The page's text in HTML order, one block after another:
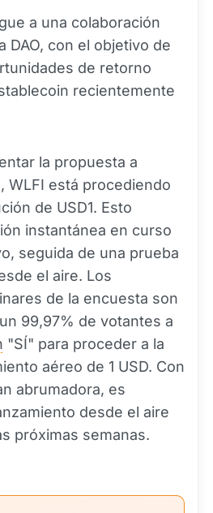
a una colaboración
DAO, con el objetivo de
de retorno
recientemente
la propuesta a
WLFI está procediendo
de USD1. Esto
instantánea en curso
seguida de una prueba
el aire. Los
de la encuesta son
99,97% de votantes a
"SÍ" para proceder a la
aéreo de 1 USD. Con
abrumadora, es
desde el aire
próximas semanas.